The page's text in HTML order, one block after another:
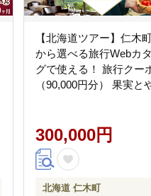
【北海道ツアー】仁木
から選べる旅行Webカ
グで使える！ 旅行クー
（90,000円分） 果実と
体験サービス券 パッケ
旅行 [Japan Tourism
Association]
300,000円
北海道 仁木町